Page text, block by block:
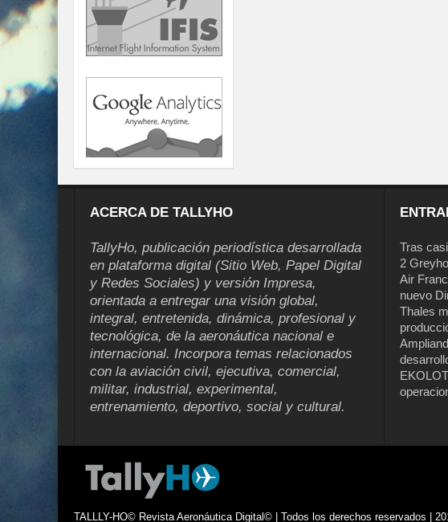
ACERCA DE TALLYHO
TallyHo, publicación periodística desarrollada
en plataforma digital (Sitio Web, Papel Digital
y Redes Sociales) y versión Impresa,
orientada a entregar una visión global,
integral, entretenida, dinámica, profesional y
tecnológica, de la aeronáutica nacional e
internacional. Incorpora temas relacionados
con la aviación civil, ejecutiva, comercial,
militar, industrial, experimental,
entrenamiento, deportivo, social y cultural.
Tras
2
Air
nuevo
Thales
TALLLY-HO© Revista Aeronáutica Digital© | Todos los derechos reservados |